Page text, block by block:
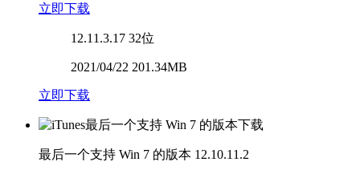
立即下载
12.11.3.17 32位
2021/04/22 201.34MB
立即下载
最后一个支持 Win 7 的版本 12.10.11.2